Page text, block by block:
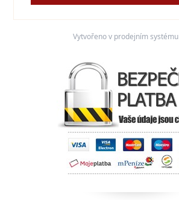
Vytvořeno v prodejním systému